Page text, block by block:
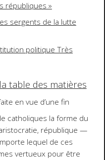
républiques »
sergents de la lutte
politique Très
en vue d’une fin
catholiques la forme du
république —
lequel de ces
vertueux pour être